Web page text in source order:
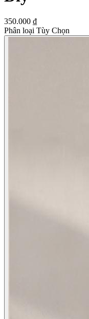
350.000 ₫
Phân loại Tùy Chọn